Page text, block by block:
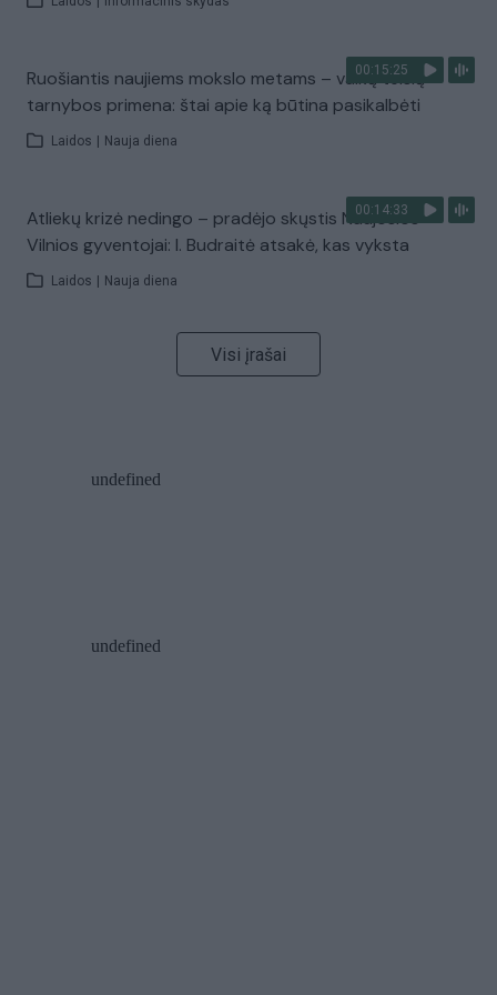
00:15:25
Ruošiantis naujiems mokslo metams – vaikų teisių
tarnybos primena: štai apie ką būtina pasikalbėti
Laidos Nauja diena
00:14:33
Atliekų krizė nedingo – pradėjo skųstis Naujosios
Vilnios gyventojai: I. Budraitė atsakė, kas vyksta
Laidos Nauja diena
Visi įrašai